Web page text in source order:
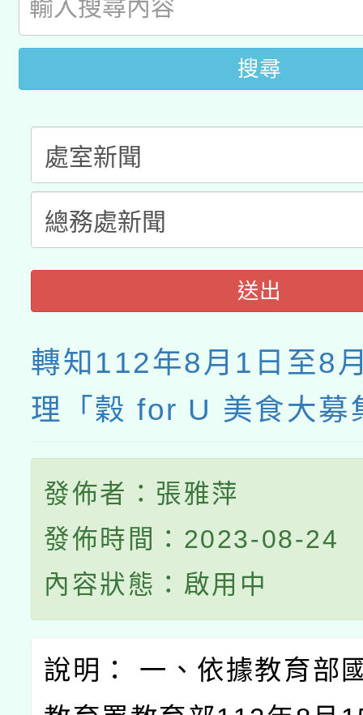
礎課程
A3數位素養講師名單
搜尋
送出
轉知112年8月1日至8
理「穀 for U 美食大募
發佈者：張雅萍
發佈時間：2023-08-24
內容狀態：啟用中
說明： 一、依據教育部